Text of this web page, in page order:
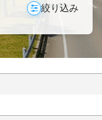
絞り込み